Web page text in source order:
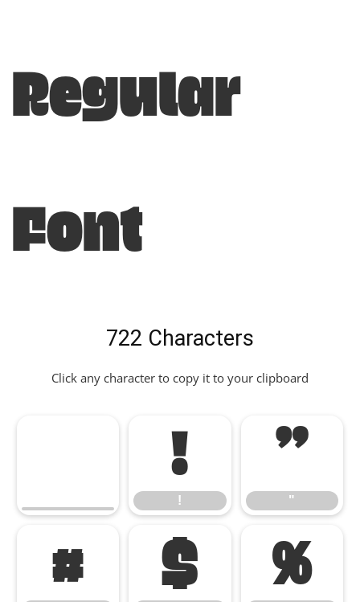
Regular
Font
722 Characters
Click any character to copy it to your clipboard
!
!
"
"
# $ %